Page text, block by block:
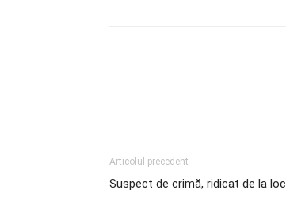
Articolul precedent
Suspect de crimă, ridicat de la